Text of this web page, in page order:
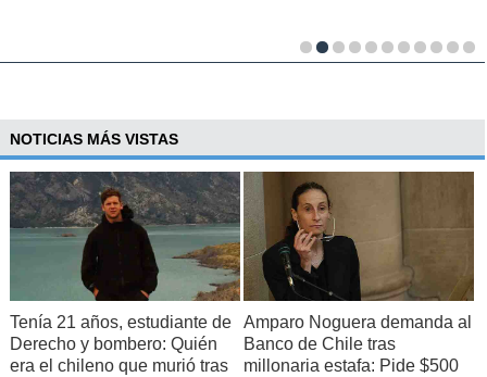
NOTICIAS MÁS VISTAS
Tenía 21 años, estudiante de
Derecho y bombero: Quién
era el chileno que murió tras
Amparo Noguera demanda al
Banco de Chile tras
millonaria estafa: Pide $500